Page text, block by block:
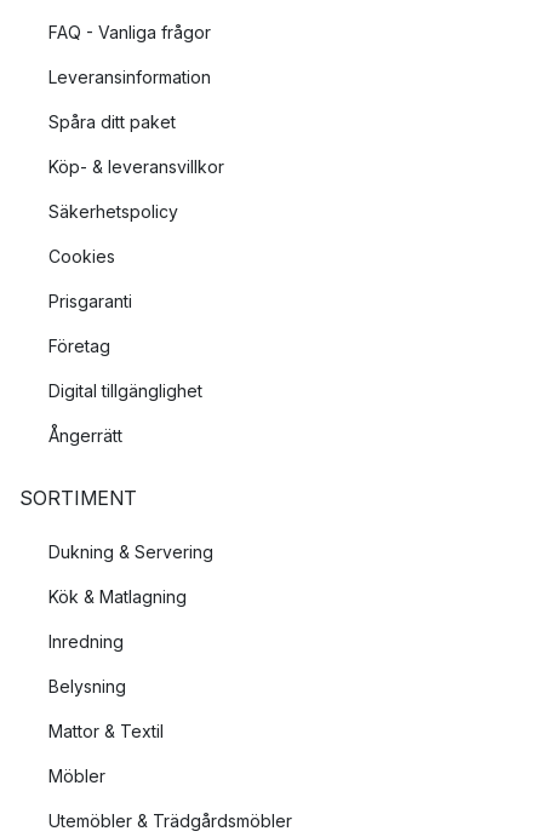
FAQ - Vanliga frågor
Leveransinformation
Spåra ditt paket
Köp- & leveransvillkor
Säkerhetspolicy
Cookies
Prisgaranti
Företag
Digital tillgänglighet
Ångerrätt
SORTIMENT
Dukning & Servering
Kök & Matlagning
Inredning
Belysning
Mattor & Textil
Möbler
Utemöbler & Trädgårdsmöbler